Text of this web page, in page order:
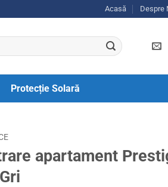
Acasă Despre
Protecție Solară
apartament